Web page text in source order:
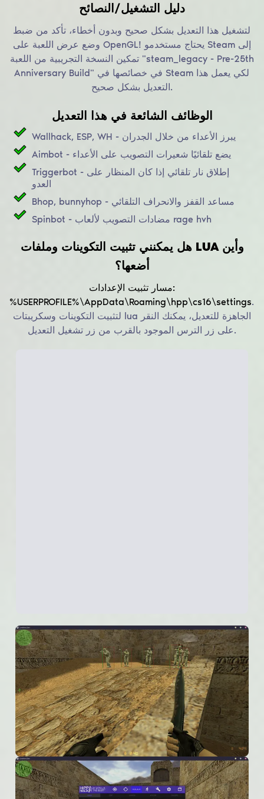
دليل التشغيل/النصائح
لتشغيل هذا التعديل بشكل صحيح وبدون أخطاء، تأكد من ضبط
وضع عرض اللعبة على OpenGL! يحتاج مستخدمو Steam إلى
تمكين النسخة التجريبية من اللعبة "steam_legacy - Pre-25th
Anniversary Build" في خصائصها في Steam لكي يعمل هذا
التعديل بشكل صحيح.
الوظائف الشائعة في هذا التعديل
Wallhack, ESP, WH - يبرز الأعداء من خلال الجدران
Aimbot - يضع تلقائيًا شعيرات التصويب على الأعداء
Triggerbot - إطلاق نار تلقائي إذا كان المنظار على
العدو
Bhop, bunnyhop - مساعد القفز والانحراف التلقائي
Spinbot - مضادات التصويب لألعاب rage hvh
هل يمكنني تثبيت التكوينات وملفات LUA وأين
أضعها؟
مسار تثبيت الإعدادات:
%USERPROFILE%\AppData\Roaming\hpp\cs16\settings.
لتثبيت التكوينات وسكريبتات lua الجاهزة للتعديل، يمكنك النقر
على زر الترس الموجود بالقرب من زر تشغيل التعديل.